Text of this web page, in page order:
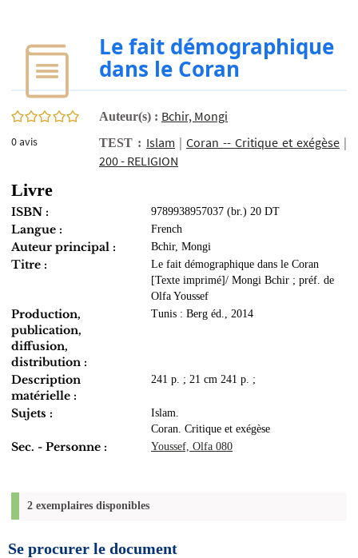
0/5
0avis
Le fait démographique
dans le Coran
Auteur(s) : Bchir, Mongi
TEST : Islam | Coran -- Critique et exégèse |
200 - RELIGION
Livre
ISBN : 9789938957037 (br.) 20 DT
Langue : French
Auteur principal : Bchir, Mongi
Titre :
Le fait démographique dans le Coran
[Texte imprimé]/ Mongi Bchir ; préf. de
Olfa Youssef
Production,
publication,
diffusion,
distribution :
Tunis : Berg éd., 2014
Description
matérielle :
241 p. ; 21 cm 241 p. ;
Sujets :
Islam.
Coran. Critique et exégèse
Sec. - Personne : Youssef, Olfa 080
2 exemplaires disponibles
Se procurer le document